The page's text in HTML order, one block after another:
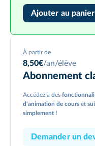
Ajouter au panier
À partir de
8,50€/an/élève
Abonnement
Accédez à des
d'animation de cours et
simplement !
Demander un